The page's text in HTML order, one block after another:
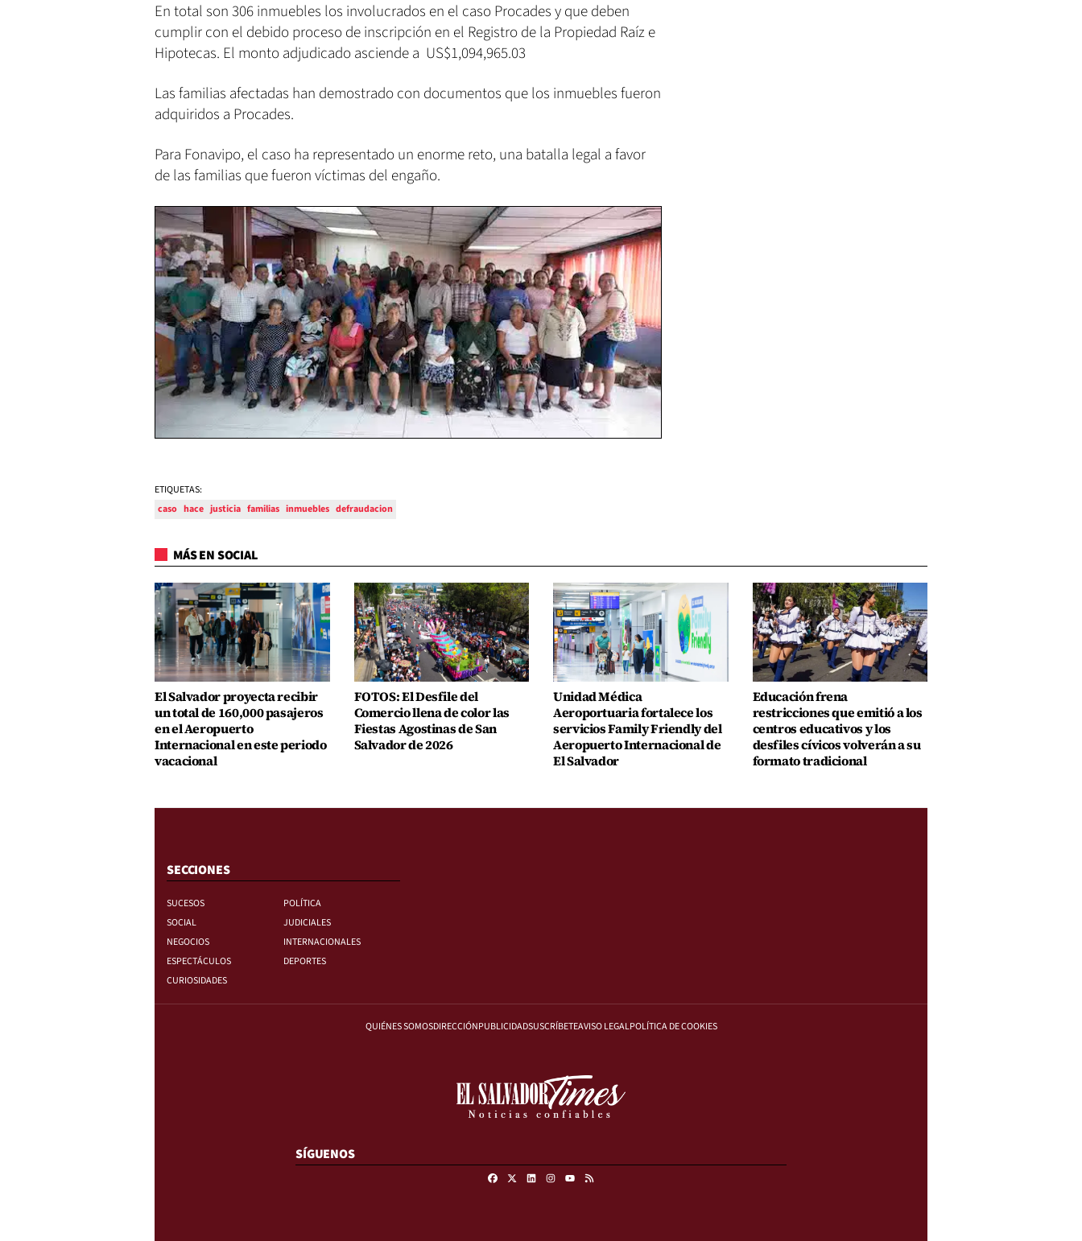
En total son 306 inmuebles los involucrados en el caso Procades y que deben
cumplir con el debido proceso de inscripción en el Registro de la Propiedad Raíz e
Hipotecas. El monto adjudicado asciende a US$1,094,965.03
Las familias afectadas han demostrado con documentos que los inmuebles fueron
adquiridos a Procades.
Para Fonavipo, el caso ha representado un enorme reto, una batalla legal a favor
de las familias que fueron víctimas del engaño.
ETIQUETAS:
caso hace justicia familias inmuebles defraudacion
MÁS EN SOCIAL
El Salvador proyecta recibir
un total de 160,000 pasajeros
en el Aeropuerto
Internacional en este periodo
vacacional
FOTOS: El Desfile del
Comercio llena de color las
Fiestas Agostinas de San
Salvador de 2026
Unidad Médica
Aeroportuaria fortalece los
servicios Family Friendly del
Aeropuerto Internacional de
El Salvador
Educación frena
restricciones que emitió a los
centros educativos y los
desfiles cívicos volverán a su
formato tradicional
SECCIONES
SUCESOS
POLÍTICA
SOCIAL
JUDICIALES
NEGOCIOS
INTERNACIONALES
ESPECTÁCULOS
DEPORTES
CURIOSIDADES
QUIÉNES SOMOSDIRECCIÓNPUBLICIDADSUSCRÍBETEAVISO LEGALPOLÍTICA DE COOKIES
SÍGUENOS
FacebookLinkedinInstagram